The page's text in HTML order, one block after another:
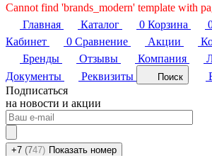
Cannot find 'brands_modern' template with
Главная
Каталог 0 Корзина
Кабинет
0 Сравнение Акции
Бренды
Отзывы Компания
Документы
Реквизиты Поиск
Подписаться
на новости и акции
+7 (747) Показать номер